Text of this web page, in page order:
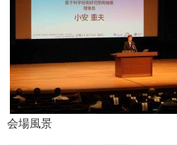
会場風景